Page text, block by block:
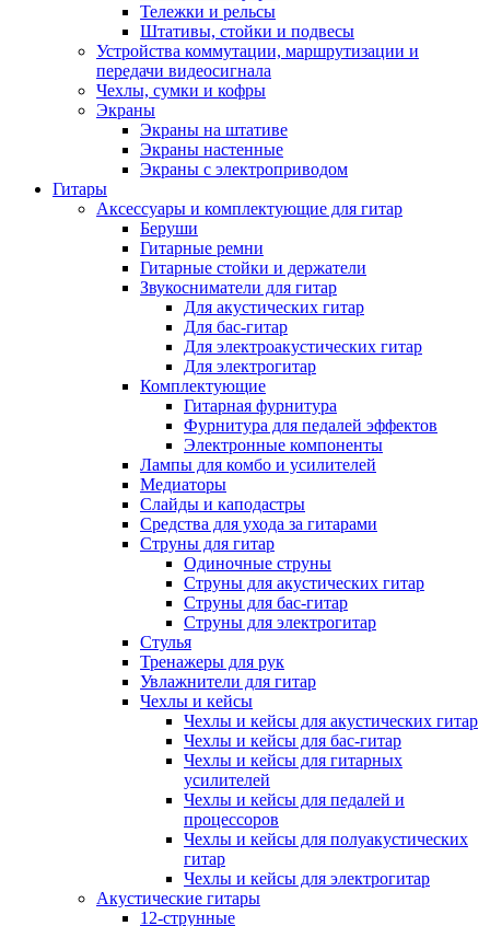
Тележки и рельсы
Штативы, стойки и подвесы
Устройства коммутации, маршрутизации и
передачи видеосигнала
Чехлы, сумки и кофры
Экраны
Экраны на штативе
Экраны настенные
Экраны с электроприводом
Гитары
Аксессуары и комплектующие для гитар
Беруши
Гитарные ремни
Гитарные стойки и держатели
Звукосниматели для гитар
Для акустических гитар
Для бас-гитар
Для электроакустических гитар
Для электрогитар
Комплектующие
Гитарная фурнитура
Фурнитура для педалей эффектов
Электронные компоненты
Лампы для комбо и усилителей
Медиаторы
Слайды и каподастры
Средства для ухода за гитарами
Струны для гитар
Одиночные струны
Струны для акустических гитар
Струны для бас-гитар
Струны для электрогитар
Стулья
Тренажеры для рук
Увлажнители для гитар
Чехлы и кейсы
Чехлы и кейсы для акустических гитар
Чехлы и кейсы для бас-гитар
Чехлы и кейсы для гитарных
усилителей
Чехлы и кейсы для педалей и
процессоров
Чехлы и кейсы для полуакустических
гитар
Чехлы и кейсы для электрогитар
Акустические гитары
12-струнные